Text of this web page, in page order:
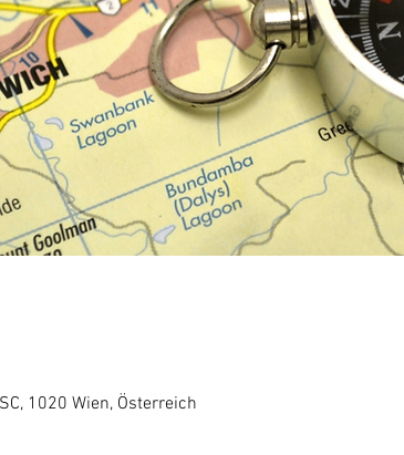
1020 Wien, Österreich